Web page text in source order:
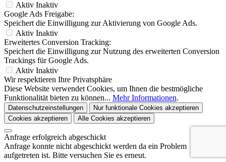
Aktiv Inaktiv
Google Ads Freigabe:
Speichert die Einwilligung zur Aktivierung von Google Ads.
Aktiv Inaktiv
Erweitertes Conversion Tracking:
Speichert die Einwilligung zur Nutzung des erweiterten Conversion
Trackings für Google Ads.
Aktiv Inaktiv
Wir respektieren Ihre Privatsphäre
Diese Website verwendet Cookies, um Ihnen die bestmögliche
Funktionalität bieten zu können... Mehr Informationen.
Datenschutzeinstellungen
Nur funktionale Cookies akzeptieren
Cookies akzeptieren
Alle Cookies akzeptieren
Anfrage erfolgreich abgeschickt
Anfrage konnte nicht abgeschickt werden da ein Problem
aufgetreten ist. Bitte versuchen Sie es erneut.